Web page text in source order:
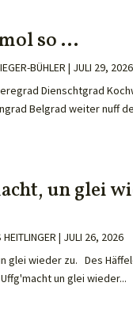
so …
BÜHLER | JULI 29, 2026
Dienschtgrad
Belgrad weiter nuff
un glei
| JULI 26, 2026
glei wieder zu. Des
un glei wieder...